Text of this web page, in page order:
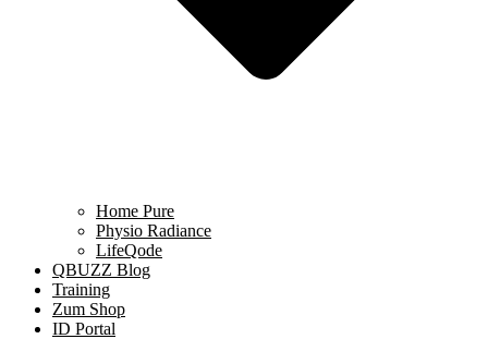
Home Pure
Physio Radiance
LifeQode
QBUZZ Blog
Training
Zum Shop
ID Portal